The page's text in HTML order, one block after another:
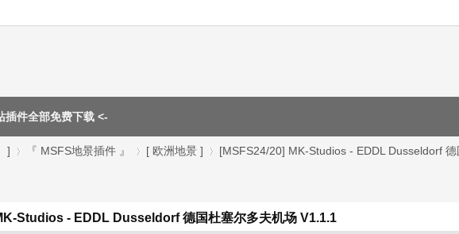
插件全部免费下载 <-
]
›
『 MSFS地景插件 』
›
[ 欧洲地景 ]
›
[MSFS24/20] MK-Studios - EDDL Dusseldorf 德
Studios - EDDL Dusseldorf 德国杜塞尔多夫机场 V1.1.1